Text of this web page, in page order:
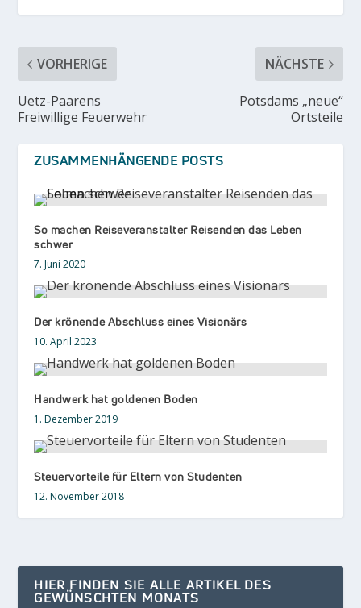
VORHERIGE
Uetz-Paarens
Freiwillige Feuerwehr
NÄCHSTE
Potsdams „neue“
Ortsteile
ZUSAMMENHÄNGENDE POSTS
So machen Reiseveranstalter Reisenden das Leben
schwer
7. Juni 2020
Der krönende Abschluss eines Visionärs
10. April 2023
Handwerk hat goldenen Boden
1. Dezember 2019
Steuervorteile für Eltern von Studenten
12. November 2018
HIER FINDEN SIE ALLE ARTIKEL DES
GEWÜNSCHTEN MONATS